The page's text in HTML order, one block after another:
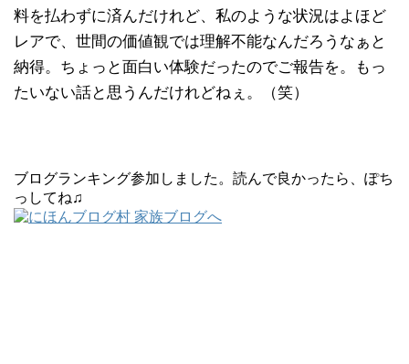
料を払わずに済んだけれど、私のような状況はよほど
レアで、世間の価値観では理解不能なんだろうなぁと
納得。ちょっと面白い体験だったのでご報告を。もっ
たいない話と思うんだけれどねぇ。（笑）
ブログランキング参加しました。読んで良かったら、ぽち
っしてね♫